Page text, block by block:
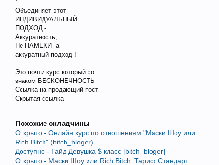
*
Объединяет этот
ИНДИВИДУАЛЬНЫЙ
ПОДХОД -
Аккуратность,
Не НАМЕКИ -а
аккуратный подход !
Это почти курс который со
знаком БЕСКОНЕЧНОСТЬ
Ссылка на продающий пост
Скрытая ссылка
Похожие складчины
Открыто - Онлайн курс по отношениям "Маски Шоу или
Rich Bitch" (bitch_bloger)
Доступно - Гайд Девушка $ класс [bitch_bloger]
Открыто - Маски Шоу или Rich Bitch. Тариф Стандарт